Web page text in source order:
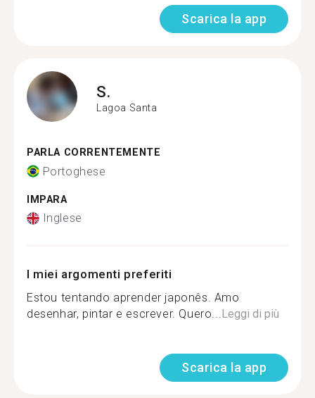
Scarica la app
S.
Lagoa Santa
PARLA CORRENTEMENTE
Portoghese
IMPARA
Inglese
I miei argomenti preferiti
Estou tentando aprender japonês. Amo
desenhar, pintar e escrever. Quero...Leggi di più
Scarica la app